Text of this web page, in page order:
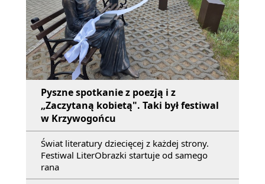
Pyszne spotkanie z poezją i z
„Zaczytaną kobietą". Taki był festiwal
w Krzywogońcu
Świat literatury dziecięcej z każdej strony.
Festiwal LiterObrazki startuje od samego
rana